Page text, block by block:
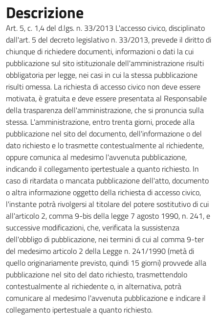
Descrizione
Art. 5, c. 1,4 del d.lgs. n. 33/2013 L'accesso civico, disciplinato
dall'art. 5 del decreto legislativo n. 33/2013, prevede il diritto di
chiunque di richiedere documenti, informazioni o dati la cui
pubblicazione sul sito istituzionale dell'amministrazione risulti
obbligatoria per legge, nei casi in cui la stessa pubblicazione
risulti omessa. La richiesta di accesso civico non deve essere
motivata, è gratuita e deve essere presentata al Responsabile
della trasparenza dell'amministrazione, che si pronuncia sulla
stessa. L'amministrazione, entro trenta giorni, procede alla
pubblicazione nel sito del documento, dell'informazione o del
dato richiesto e lo trasmette contestualmente al richiedente,
oppure comunica al medesimo l'avvenuta pubblicazione,
indicando il collegamento ipertestuale a quanto richiesto. In
caso di ritardata o mancata pubblicazione dell'atto, documento
o altra informazione oggetto della richiesta di accesso civico,
l'instante potrà rivolgersi al titolare del potere sostitutivo di cui
all'articolo 2, comma 9-bis della legge 7 agosto 1990, n. 241, e
successive modificazioni, che, verificata la sussistenza
dell'obbligo di pubblicazione, nei termini di cui al comma 9-ter
del medesimo articolo 2 della Legge n. 241/1990 (metà di
quello originariamente previsto, quindi 15 giorni) provvede alla
pubblicazione nel sito del dato richiesto, trasmettendolo
contestualmente al richiedente o, in alternativa, potrà
comunicare al medesimo l'avvenuta pubblicazione e indicare il
collegamento ipertestuale a quanto richiesto.